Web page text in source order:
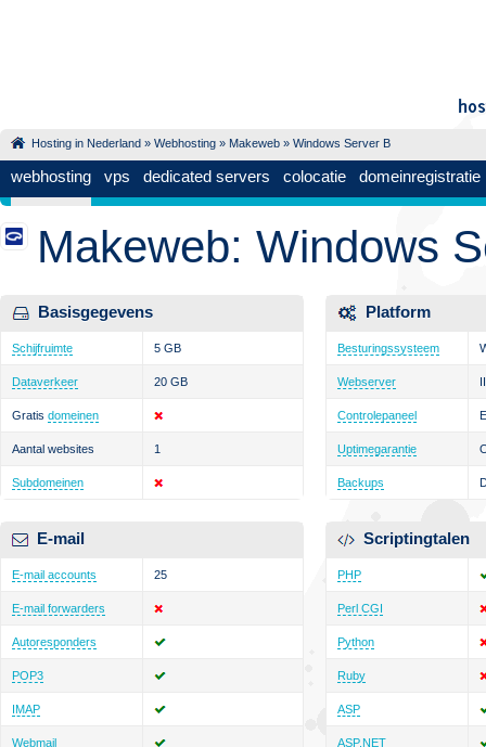
Hosting in Nederland » Webhosting » Makeweb » Windows Server B
webhosting vps dedicated servers colocatie domeinregistratie
Makeweb: Windows
Basisgegevens
Schijfruimte 5 GB
Dataverkeer 20 GB
Gratis domeinen
Aantal websites 1
Subdomeinen
E-mail
E-mail accounts 25
E-mail forwarders
Autoresponders
POP3
IMAP
Webmail
Platform
Besturingssysteem
Webserver
Controlepaneel
Uptimegarantie
Backups
Scriptingtalen
PHP
Perl CGI
Python
Ruby
ASP
ASP.NET